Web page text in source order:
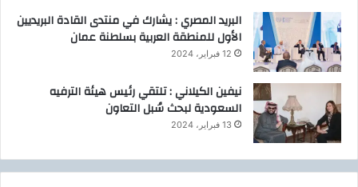
البريد المصري : يشارك في منتدى القادة البريديين
الأول للمنطقة العربية بسلطنة عمان
12 فبراير، 2024
نيفين الكيلاني : تلتقي رئيس هيئة الترفيه
السعودية لبحث سُبل التعاون
13 فبراير، 2024